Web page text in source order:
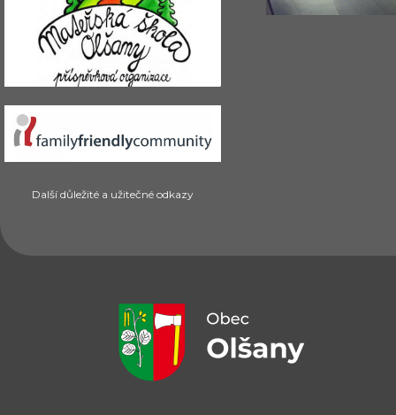
Další důležité a užitečné odkazy